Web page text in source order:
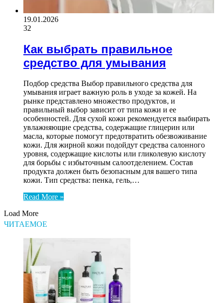
19.01.2026
32
Как выбрать правильное
средство для умывания
Подбор средства Выбор правильного средства для
умывания играет важную роль в уходе за кожей. На
рынке представлено множество продуктов, и
правильный выбор зависит от типа кожи и ее
особенностей. Для сухой кожи рекомендуется выбирать
увлажняющие средства, содержащие глицерин или
масла, которые помогут предотвратить обезвоживание
кожи. Для жирной кожи подойдут средства салонного
уровня, содержащие кислоты или гликолевую кислоту
для борьбы с избыточным салоотделением. Состав
продукта должен быть безопасным для вашего типа
кожи. Тип средства: пенка, гель,…
Read More »
Load More
ЧИТАЕМОЕ